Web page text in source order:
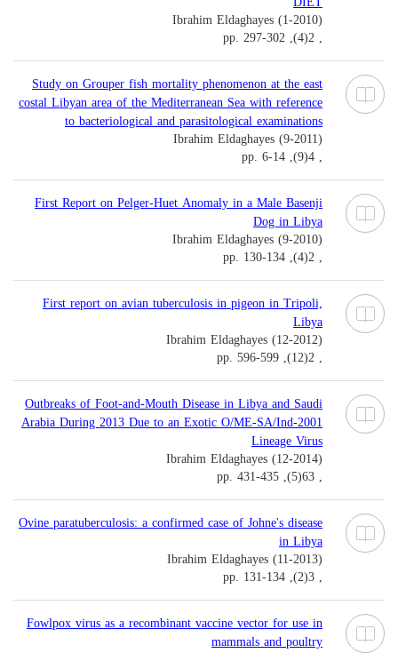
Ibrahim Eldaghayes (1-2010)
, 2(4), pp. 297-302
Study on Grouper fish mortality phenomenon at the east
costal Libyan area of the Mediterranean Sea with reference
to bacteriological and parasitological examinations
Ibrahim Eldaghayes (9-2011)
, 4(9), pp. 6-14
First Report on Pelger-Huet Anomaly in a Male Basenji
Dog in Libya
Ibrahim Eldaghayes (9-2010)
, 2(4), pp. 130-134
First report on avian tuberculosis in pigeon in Tripoli,
Libya
Ibrahim Eldaghayes (12-2012)
, 2(12), pp. 596-599
Outbreaks of Foot-and-Mouth Disease in Libya and Saudi
Arabia During 2013 Due to an Exotic O/ME-SA/Ind-2001
Lineage Virus
Ibrahim Eldaghayes (12-2014)
, 63(5), pp. 431-435
Ovine paratuberculosis: a confirmed case of Johne's disease
in Libya
Ibrahim Eldaghayes (11-2013)
, 3(2), pp. 131-134
Fowlpox virus as a recombinant vaccine vector for use in
mammals and poultry